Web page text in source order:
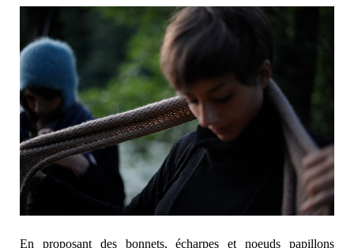
En proposant des bonnets, écharpes et noeuds papillons